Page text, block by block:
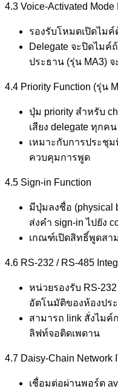
4.3 Voice-Activated Mode
รองรับโหมดเปิดไมค์
Delegate จะปิดไมค์
ประธาน (รุ่น MA3)
4.4 Priority Function (รุ่น
ปุ่ม priority สำหรับ
เสียง delegate ทุกคน
เหมาะกับการประชุ
ควบคุมการพูด
4.5 Sign-in Function
มีปุ่มลงชื่อ (physical
ส่งคำ sign‑in ไปยัง
เกณฑ์เปิดสิทธิ์พูดสา
4.6 RS‑232 / RS‑485
หน่วยรองรับ RS-
อัตโนมัติของห้องปร
สามารถ link สั่งไมค์
ลิฟท์จอติดเพดาน
4.7 Daisy‑Chain Network
เชื่อมต่อผ่านพอร์ต